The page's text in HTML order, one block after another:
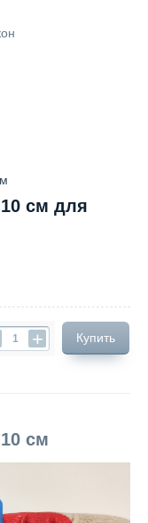
см для
+ Купить
см